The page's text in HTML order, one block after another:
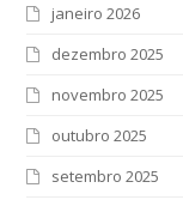
janeiro 2026
dezembro 2025
novembro 2025
outubro 2025
setembro 2025